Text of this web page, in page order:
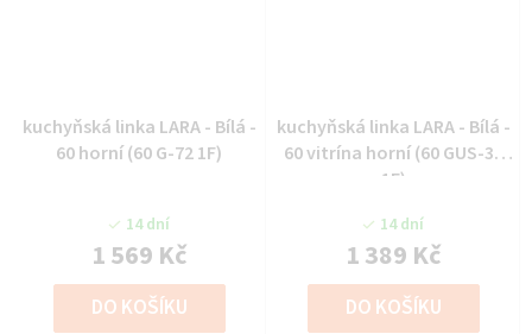
kuchyňská linka LARA - Bílá -
60 horní (60 G-72 1F)
14 dní
1 569 Kč
DO KOŠÍKU
kuchyňská linka LARA - Bílá -
60 vitrína horní (60 GUS-36
1F)
14 dní
1 389 Kč
DO KOŠÍKU